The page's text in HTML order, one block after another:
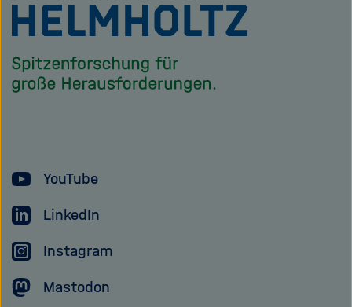
Zu
Startseite
YouTube
LinkedIn
Instagram
Mastodon